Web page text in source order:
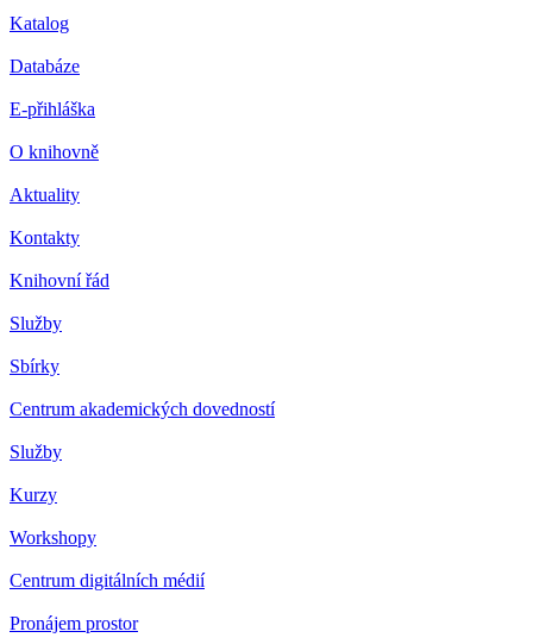
Katalog
Databáze
E-přihláška
O knihovně
Aktuality
Kontakty
Knihovní řád
Služby
Sbírky
Centrum akademických dovedností
Služby
Kurzy
Workshopy
Centrum digitálních médií
Pronájem prostor